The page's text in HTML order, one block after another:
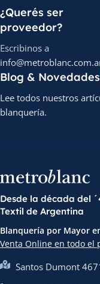
¿Querés ser
proveedor?
Escribinos a
Blog & Novedades
Lee todos nuestros
blanquería.
Desde la década del
Textil de Argentina
Blanquería por Mayor
Venta Online en todo el
Santos Dumont